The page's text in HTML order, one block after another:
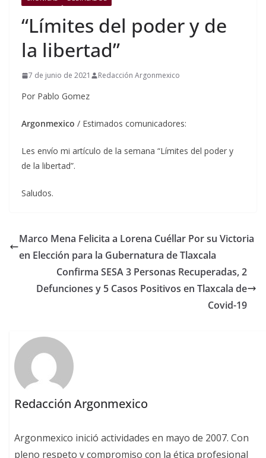
“Límites del poder y de
la libertad”
7 de junio de 2021 Redacción Argonmexico
Por Pablo Gomez
Argonmexico / Estimados comunicadores:
Les envío mi artículo de la semana “Límites del poder y
de la libertad”.
Saludos.
Marco Mena Felicita a Lorena Cuéllar Por su Victoria
en Elección para la Gubernatura de Tlaxcala
Confirma SESA 3 Personas Recuperadas, 2
Defunciones y 5 Casos Positivos en Tlaxcala de
Covid-19
Redacción Argonmexico
Argonmexico inició actividades en mayo de 2007. Con
pleno respeto y compromiso con la ética profesional